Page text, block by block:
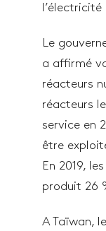
Le
a affirmé
réacteurs
réacteurs
service en
être
En 2019,
produit 26
A Taïwan,